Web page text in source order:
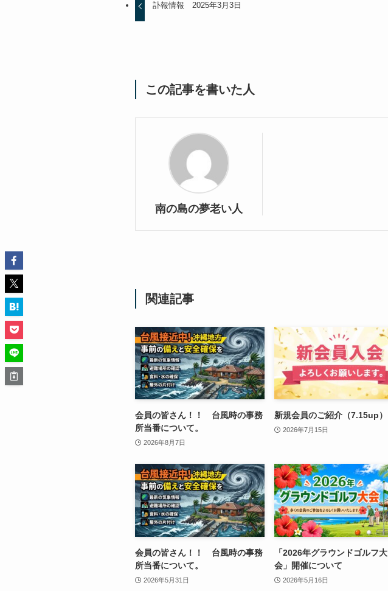
訃報情報 2025年3月3日
この記事を書いた人
南の島の夢老い人
関連記事
会員の皆さん！！ 台風時の事務
所当番について。
2026年8月7日
新規会員のご紹介（7.15up）
2026年7月15日
会員の皆さん！！ 台風時の事務
所当番について。
2026年5月31日
「2026年グラウンドゴルフ大
会」開催について
2026年5月16日